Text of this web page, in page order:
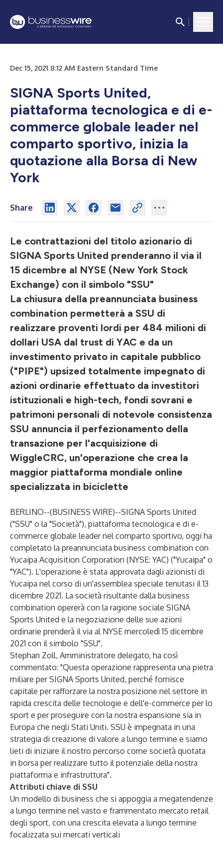
Dec 15, 2021 8:12 AM Eastern Standard Time
SIGNA Sports United,
piattaforma tecnologica e di e-
commerce globale leader nel
comparto sportivo, inizia la
quotazione alla Borsa di New
York
Share
Le contrattazioni del titolo azionario di
SIGNA Sports United prenderanno il via il
15 dicembre al NYSE (New York Stock
Exchange) con il simbolo "SSU"
La chiusura della preannunciata business
combination permetterà a SSU di
realizzare proventi lordi per 484 milioni di
dollari USA dal trust di YAC e da un
investimento privato in capitale pubblico
("PIPE") upsized totalmente impegnato di
azioni ordinarie effettuato da investitori
istituzionali e high-tech, fondi sovrani e
patrimoni personali di notevole consistenza
SSU annuncia il perfezionamento della
transazione per l'acquisizione di
WiggleCRC, un'operazione che crea la
maggior piattaforma mondiale online
specializzata in biciclette
BERLINO--(BUSINESS WIRE)--SIGNA Sports United
("SSU" o la "Società"), piattaforma tecnologica e di e-
commerce globale leader nel comparto sportivo, oggi ha
completato la preannunciata business combination con
Yucaipa Acquisition Corporation (NYSE: YAC) ("Yucaipa" o
"YAC"). L'operazione è stata approvata dagli azionisti di
Yucaipa nel corso di un'assemblea speciale tenutasi il 13
dicembre 2021. La società risultante dalla business
combination opererà con la ragione sociale SIGNA
Sports United e la negoziazione delle sue azioni
ordinarie prenderà il via al NYSE mercoledì 15 dicembre
2021 con il simbolo "SSU".
Stephan Zoll, Amministratore delegato, ha così
commentato: "Questa operazione rappresenta una pietra
miliare per SIGNA Sports United, perché fornisce
capitale per rafforzare la nostra posizione nel settore in
rapida crescita delle tecnologie e dell'e-commerce per lo
sport e per proseguire con la nostra espansione sia in
Europa che negli Stati Uniti. SSU è impegnata in una
strategia di creazione di valore a lungo termine e siamo
lieti di iniziare il nostro percorso come società quotata
in borsa per realizzare tutto il potenziale della nostra
piattaforma e infrastruttura".
Attributi chiave di SSU
Un modello di business che si appoggia a megatendenze
a lungo termine nel vasto e frammentato mercato retail
degli sport, con una crescita elevata a lungo termine
focalizzata sui mercati verticali